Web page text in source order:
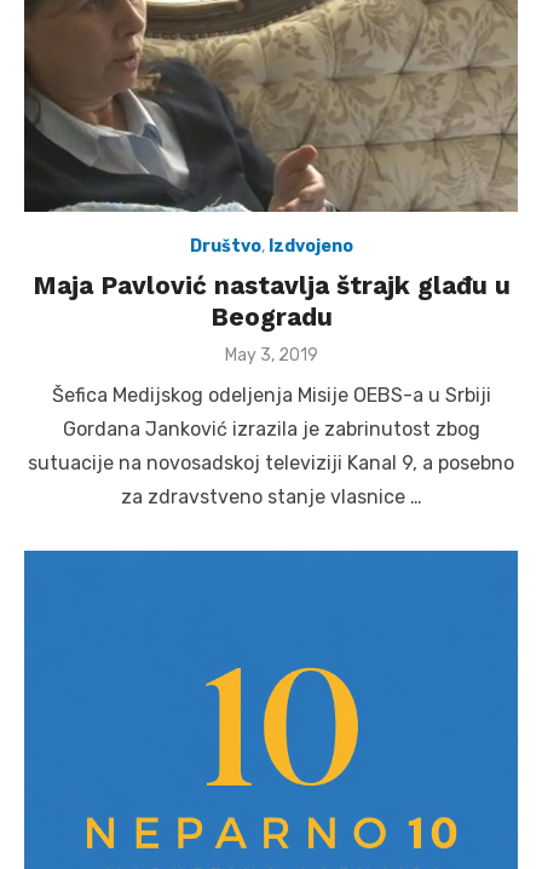
Društvo, Izdvojeno
Maja Pavlović nastavlja štrajk glađu u
Beogradu
Posted
May 3, 2019
Šefica Medijskog odeljenja Misije OEBS-a u Srbiji
Gordana Janković izrazila je zabrinutost zbog
sutuacije na novosadskoj televiziji Kanal 9, a posebno
za zdravstveno stanje vlasnice …